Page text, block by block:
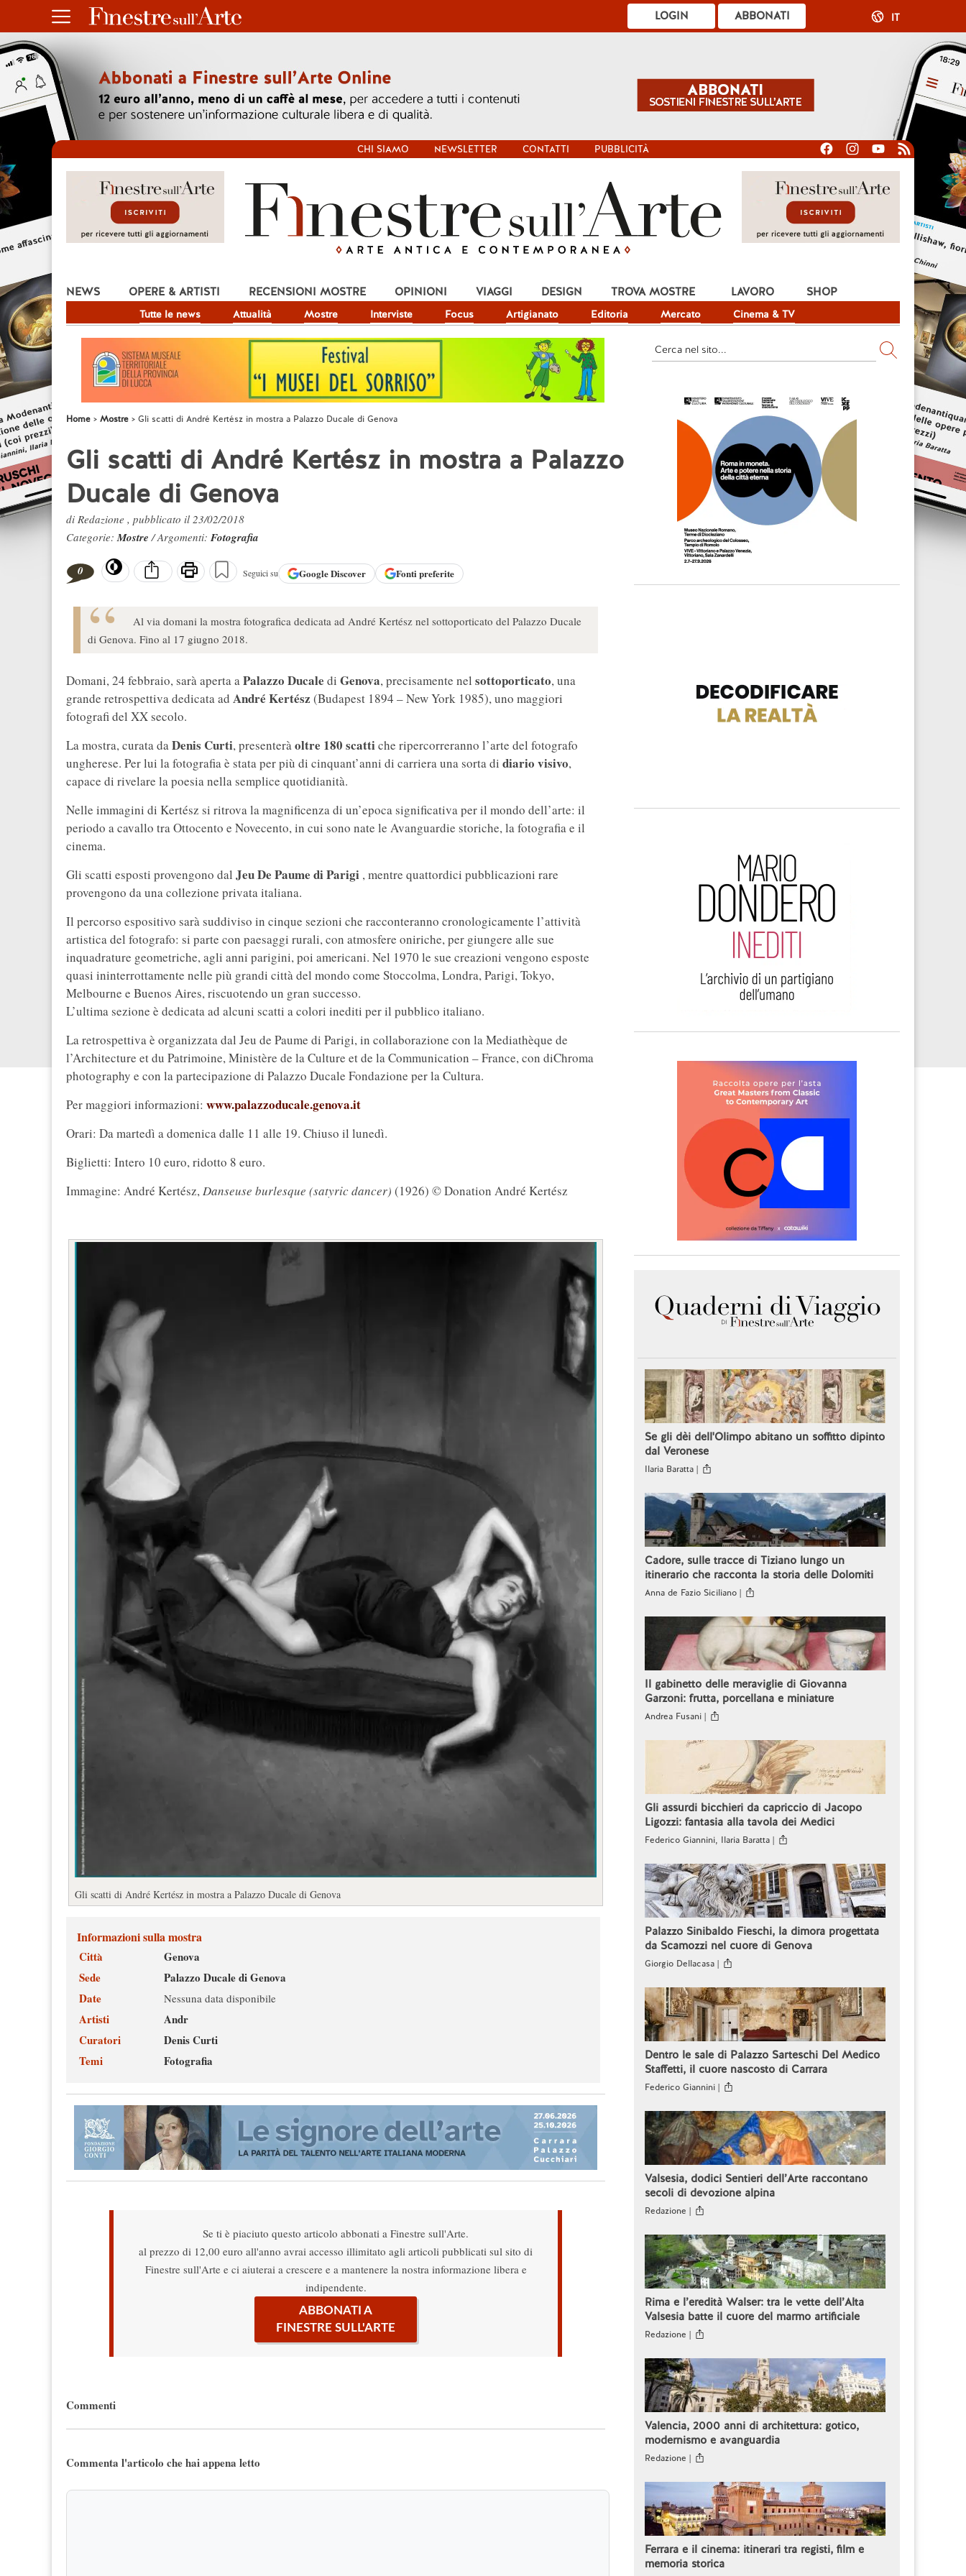
ABBONATI
LOGIN IT
CHI SIAMO NEWSLETTER CONTATTI PUBBLICITÀ
NEWS
Tutte le news Attualità Mostre Interviste Focus Artigianato Editoria Mercato Cinema & TV
OPERE & ARTISTI RECENSIONI MOSTRE OPINIONI VIAGGI DESIGN TROVA MOSTRE LAVORO SHOP
Home Mostre Gli scatti di André Kertész in mostra a Palazzo Ducale di Genova
Gli scatti di André Kertész in mostra a Palazzo
Ducale di Genova
di Redazione , pubblicato il 23/02/2018
Categorie:Mostre/ Argomenti: Fotografia
0 Seguici su GoogleDiscover Fonti preferite
Al via domani la mostra fotografica dedicata ad André Kertész nel sottoporticato del Palazzo Ducale
di Genova. Fino al 17 giugno 2018.
Domani, 24 febbraio, sarà aperta aPalazzo Ducale di Genova, precisamente nel sottoporticato, una
grande retrospettiva dedicata ad André Kertész (Budapest 1894 – New York 1985), uno maggiori
fotografi del XX secolo.
La mostra, curata daDenis Curti, presenteràoltre 180 scattiche ripercorreranno l’arte del fotografo
ungherese. Per lui la fotografia è stata per più di cinquant’anni di carriera una sorta di diario visivo,
capace di rivelare la poesia nella semplice quotidianità.
Nelle immagini di Kertész si ritrova la magnificenza di un’epoca significativa per il mondo dell’arte: il
periodo a cavallo tra Ottocento e Novecento, in cui sono nate le Avanguardie storiche, la fotografia e il
cinema.
Gli scatti esposti provengono dal Jeu De Paume di Parigi , mentre quattordici pubblicazioni rare
provengono da una collezione privata italiana.
Il percorso espositivo sarà suddiviso in cinque sezioni che racconteranno cronologicamente l’attività
artistica del fotografo: si parte con paesaggi rurali, con atmosfere oniriche, per giungere alle sue
inquadrature geometriche, agli anni parigini, poi americani. Nel 1970 le sue creazioni vengono esposte
quasi ininterrottamente nelle più grandi città del mondo come Stoccolma, Londra, Parigi, Tokyo,
Melbourne e Buenos Aires, riscuotendo un gran successo.
L’ultima sezione è dedicata ad alcuni scatti a colori inediti per il pubblico italiano.
La retrospettiva è organizzata dal Jeu de Paume di Parigi, in collaborazione con la Mediathèque de
l’Architecture et du Patrimoine, Ministère de la Culture et de la Communication – France, con diChroma
photography e con la partecipazione di Palazzo Ducale Fondazione per la Cultura.
Per maggiori informazioni: www.palazzoducale.genova.it
Orari: Da martedì a domenica dalle 11 alle 19. Chiuso il lunedì.
Biglietti: Intero 10 euro, ridotto 8 euro.
Immagine: André Kertész,Danseuse burlesque (satyric dancer) (1926) © Donation André Kertész
Gli scatti di André Kertész in mostra a Palazzo Ducale di Genova
Informazioni sulla mostra
Città
Genova
Sede
Palazzo Ducale di Genova
Date
Nessuna data disponibile
Artisti
Andr
Curatori
Denis Curti
Temi
Fotografia
Se ti è piaciuto questo articolo abbonati a Finestre sull'Arte.
al prezzo di 12,00 euro all'anno avrai accesso illimitato agli articoli pubblicati sul sito di
Finestre sull'Arte e ci aiuterai a crescere e a mantenere la nostra informazione libera e
indipendente.
ABBONATI A
FINESTRE SULL'ARTE
Commenti
Commenta l'articolo che hai appena letto
Se gli dèi dell'Olimpo abitano un soffitto dipinto
dal Veronese
Ilaria Baratta |
Cadore, sulle tracce di Tiziano lungo un
itinerario che racconta la storia delle Dolomiti
Anna de Fazio Siciliano |
Il gabinetto delle meraviglie di Giovanna
Garzoni: frutta, porcellana e miniature
Andrea Fusani |
Gli assurdi bicchieri da capriccio di Jacopo
Ligozzi: fantasia alla tavola dei Medici
Federico Giannini, Ilaria Baratta |
Palazzo Sinibaldo Fieschi, la dimora progettata
da Scamozzi nel cuore di Genova
Giorgio Dellacasa |
Dentro le sale di Palazzo Sarteschi Del Medico
Staffetti, il cuore nascosto di Carrara
Federico Giannini |
Valsesia, dodici Sentieri dell’Arte raccontano
secoli di devozione alpina
Redazione |
Rima e l’eredità Walser: tra le vette dell’Alta
Valsesia batte il cuore del marmo artificiale
Redazione |
Valencia, 2000 anni di architettura: gotico,
modernismo e avanguardia
Redazione |
Ferrara e il cinema: itinerari tra registi, film e
memoria storica